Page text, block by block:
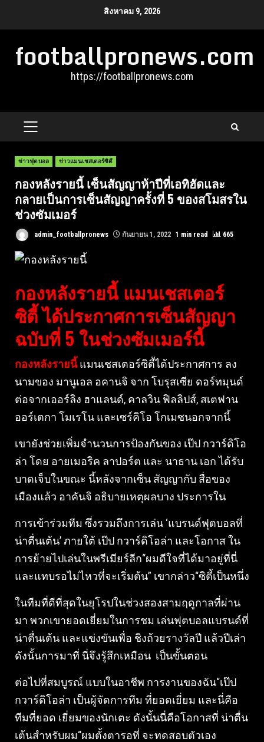
สิงหาคม 9, 2026
footballpronews.com
https://footballpronews.com
PRIMARY
ข่าวฟุตบอล ข่าวแมนเชสเตอร์ซิตี
กองหลังรายนี้ เซ็นสัญญาห้าปีที่เอทิฮัดและ
กลายเป็นการเซ็นสัญญาครั้งที่ 5 ของสโมสรใน
ช่วงซัมเมอร์
admin_footballpronews กันยายน 1, 2022 1 min read 665
กองหลังรายนี้ แมนเชสเตอร์
ซิตี้ ได้ประกาศการเซ็นสัญญา
ฉบับที่ 5 ในช่วงซัมเมอร์นี้
กองหลังรายนี้แมนเชสเตอร์ซิตี้ได้ประกาศการ ลง
นามของ มานูเอล อคานจิ จาก โบรุสเซีย ดอร์ทมุนด์
ต่อจากเออร์ลิง ฮาแลนด์, คาลวิน ฟิลลิปส์, สเตฟาน
ออร์เตกา โมเรโน และเซร์คิโอ โกเมซนอกจากนี้
เขายังช่วยเพิ่มจำนวนการป้องกันของ เป๊ป กวาร์ดิโอ
ล่า โดย อายเมอริค ลาปอร์ต และ นาธาน เอก ได้รับ
บาดเจ็บในขณะ นี้หลังจากเซ็น สัญญากับ สื่อของ
เมืองแล้ว อาคันจิ อธิบายเหตุผลบาง ประการใน
การเข้าร่วมทีม ซึ่งรวมถึงการเล่น ‘แบรนด์ฟุตบอลที่
น่าตื่นเต้น’ ภายใต้ เป๊ป กวาร์ดิโอล่า และโอกาส ใน
การย้ายไปเล่นในพรีเมียร์ลีก“ผมดีใจที่ได้มาอยู่ที่นี่
และแทบรอไม่ไหวที่จะเริ่มต้น” เขากล่าว“ซิตี้เป็นหนึ่ง
ในทีมที่ดีที่สุดในยุโรปในช่วงสองสามฤดูกาลที่ผ่าน
มา พวกเขายอดเยี่ยมในการชม เล่นฟุตบอลแบรนด์ที่
น่าตื่นเต้น และแข่งขันเพื่อ ชิงถ้วยรางวัลปี แล้วปีเล่า
ดังนั้นการมาที่ นี่จึงรู้สึกเหมือน เป็นขั้นตอน
ต่อไปที่สมบูรณ์ แบบในอาชีพ การงานของฉัน“เป๊ป
กวาร์ดิโอล่า เป็นผู้จัดการทีม ที่ยอดเยี่ยม และนี่คือ
ทีมที่ยอด เยี่ยมของนักเตะ ดังนั้นนี่คือโอกาสที่ น่าตื่น
เต้นสำหรับผม“ผมตั้งตารอที่ จะทดสอบตัวเอง